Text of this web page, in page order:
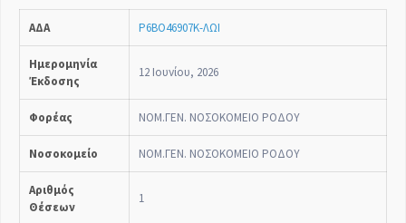
ΑΔΑ Ρ6ΒΟ46907Κ-ΛΩΙ
Ημερομηνία
Έκδοσης
12 Ιουνίου, 2026
Φορέας ΝΟΜ.ΓΕΝ. ΝΟΣΟΚΟΜΕΙΟ ΡΟΔΟΥ
Νοσοκομείο ΝΟΜ.ΓΕΝ. ΝΟΣΟΚΟΜΕΙΟ ΡΟΔΟΥ
Αριθμός
Θέσεων
1